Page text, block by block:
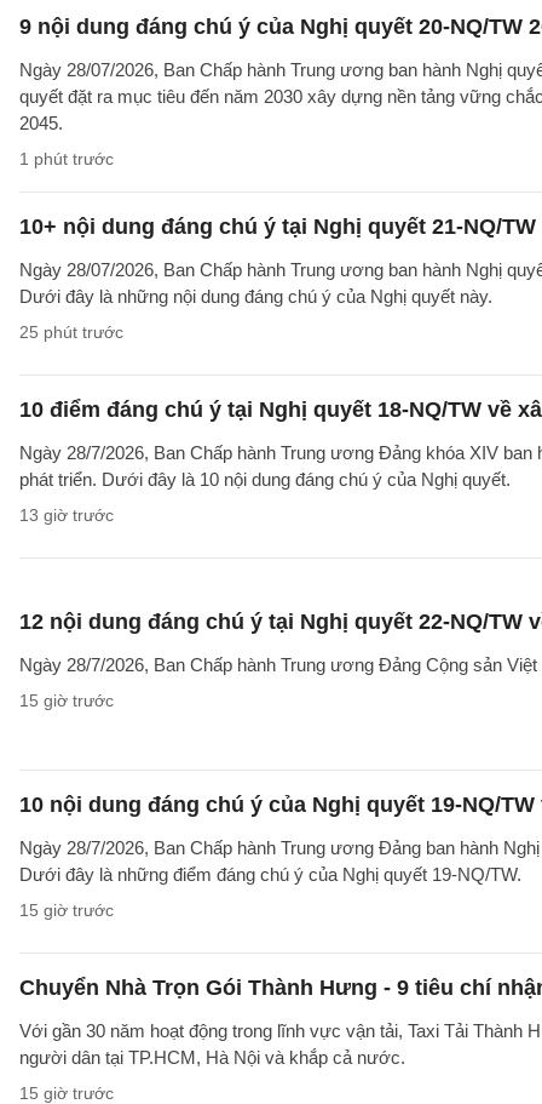
9 nội dung đáng chú ý của Nghị quyết 20-NQ/TW
Ngày 28/07/2026, Ban Chấp hành Trung ương ban hành Nghị
quyết đặt ra mục tiêu đến năm 2030 xây dựng nền tảng vững
2045.
1 phút trước
10+ nội dung đáng chú ý tại Nghị quyết 21-NQ/TW
Ngày 28/07/2026, Ban Chấp hành Trung ương ban hành Nghị
Dưới đây là những nội dung đáng chú ý của Nghị quyết này.
25 phút trước
10 điểm đáng chú ý tại Nghị quyết 18-NQ/TW về
Ngày 28/7/2026, Ban Chấp hành Trung ương Đảng khóa XIV
phát triển. Dưới đây là 10 nội dung đáng chú ý của Nghị quyết.
13 giờ trước
12 nội dung đáng chú ý tại Nghị quyết 22-NQ/TW
Ngày 28/7/2026, Ban Chấp hành Trung ương Đảng Cộng sản
15 giờ trước
10 nội dung đáng chú ý của Nghị quyết 19-NQ/
Ngày 28/7/2026, Ban Chấp hành Trung ương Đảng ban hành
Dưới đây là những điểm đáng chú ý của Nghị quyết 19-NQ/TW.
15 giờ trước
Chuyển Nhà Trọn Gói Thành Hưng - 9 tiêu chí
Với gần 30 năm hoạt động trong lĩnh vực vận tải, Taxi Tải Thành
người dân tại TP.HCM, Hà Nội và khắp cả nước.
15 giờ trước